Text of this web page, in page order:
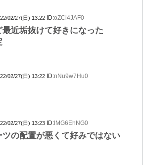
02/27(日) 13:22 ID:oZCi4JAF0
近垢抜けて好きになった
02/27(日) 13:22 ID:nNu9w7Hu0
02/27(日) 13:23 ID: lMG6EhNG0
の配置が悪くて好みではない